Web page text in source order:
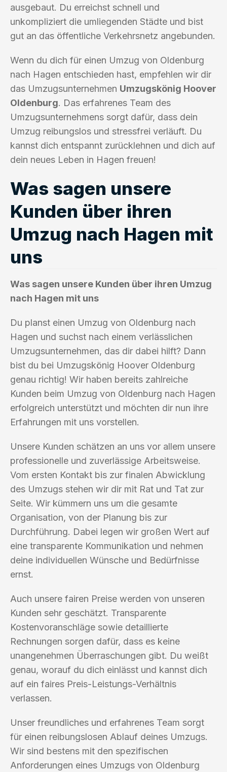
ausgebaut. Du erreichst schnell und
unkompliziert die umliegenden Städte und bist
gut an das öffentliche Verkehrsnetz angebunden.
Wenn du dich für einen Umzug von Oldenburg
nach Hagen entschieden hast, empfehlen wir dir
das Umzugsunternehmen Umzugskönig Hoover
Oldenburg. Das erfahrenes Team des
Umzugsunternehmens sorgt dafür, dass dein
Umzug reibungslos und stressfrei verläuft. Du
kannst dich entspannt zurücklehnen und dich auf
dein neues Leben in Hagen freuen!
Was sagen unsere
Kunden über ihren
Umzug nach Hagen mit
uns
Was sagen unsere Kunden über ihren Umzug
nach Hagen mit uns
Du planst einen Umzug von Oldenburg nach
Hagen und suchst nach einem verlässlichen
Umzugsunternehmen, das dir dabei hilft? Dann
bist du bei Umzugskönig Hoover Oldenburg
genau richtig! Wir haben bereits zahlreiche
Kunden beim Umzug von Oldenburg nach Hagen
erfolgreich unterstützt und möchten dir nun ihre
Erfahrungen mit uns vorstellen.
Unsere Kunden schätzen an uns vor allem unsere
professionelle und zuverlässige Arbeitsweise.
Vom ersten Kontakt bis zur finalen Abwicklung
des Umzugs stehen wir dir mit Rat und Tat zur
Seite. Wir kümmern uns um die gesamte
Organisation, von der Planung bis zur
Durchführung. Dabei legen wir großen Wert auf
eine transparente Kommunikation und nehmen
deine individuellen Wünsche und Bedürfnisse
ernst.
Auch unsere fairen Preise werden von unseren
Kunden sehr geschätzt. Transparente
Kostenvoranschläge sowie detaillierte
Rechnungen sorgen dafür, dass es keine
unangenehmen Überraschungen gibt. Du weißt
genau, worauf du dich einlässt und kannst dich
auf ein faires Preis-Leistungs-Verhältnis
verlassen.
Unser freundliches und erfahrenes Team sorgt
für einen reibungslosen Ablauf deines Umzugs.
Wir sind bestens mit den spezifischen
Anforderungen eines Umzugs von Oldenburg